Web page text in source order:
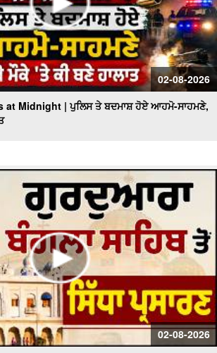
02-08-2026
at Midnight | ਪੁਲਿਸ ਤੇ ਬਦਮਾਸ਼ ਹੋਏ ਆਹਮੋ-ਸਾਹਮਣੇ,
02-08-2026